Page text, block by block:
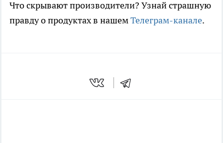
Что скрывают производители? Узнай страшную
правду о продуктах в нашемТелеграм-канале.